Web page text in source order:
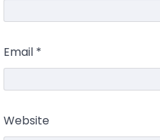
Email *
Website